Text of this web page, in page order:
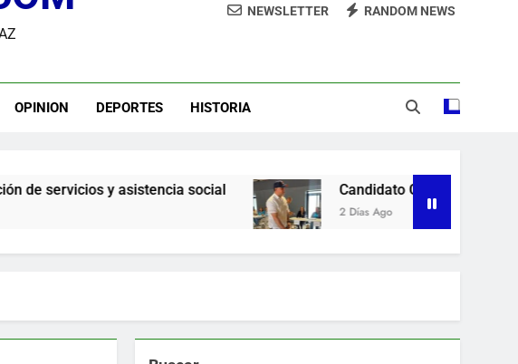
cheques por indemnización y rinde cuentas de sus 18
Venezuela donde lo ubicó Osiris de León hace un mes
NEWSLETTER RANDOM NEWS
OPINION DEPORTES HISTORIA
social Candidato George Richardson ejerce su voto
2 Días Ago